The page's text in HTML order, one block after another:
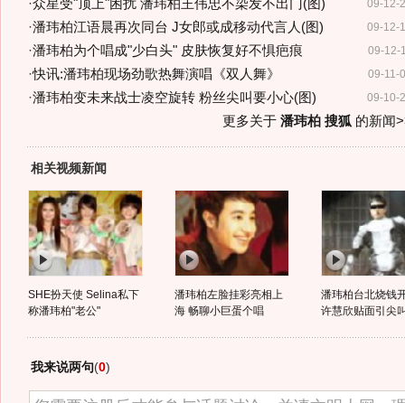
09-12-
·众星受"顶上"困扰 潘玮柏王伟忠不染发不出门(图)
09-12-
·潘玮柏江语晨再次同台 J女郎或成移动代言人(图)
09-12-
·潘玮柏为个唱成"少白头" 皮肤恢复好不惧疤痕
09-11-
·快讯:潘玮柏现场劲歌热舞演唱《双人舞》
09-10-
·潘玮柏变未来战士凌空旋转 粉丝尖叫要小心(图)
更多关于 潘玮柏 搜狐 的新闻
相关视频新闻
SHE扮天使 Selina私下
称潘玮柏"老公"
潘玮柏左脸挂彩亮相上
海 畅聊小巨蛋个唱
潘玮柏台北烧钱
许慧欣贴面引尖
我来说两句(0)